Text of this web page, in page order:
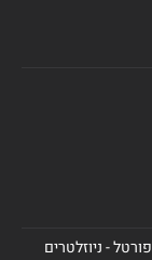
- ניוזלטרים